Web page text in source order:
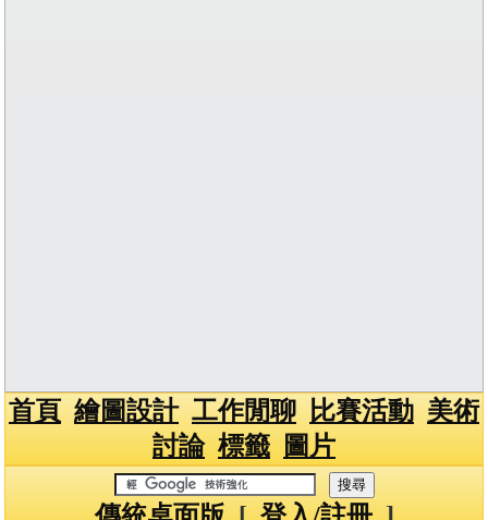
首頁 繪圖設計 工作閒聊 比賽活動 美術
討論 標籤 圖片